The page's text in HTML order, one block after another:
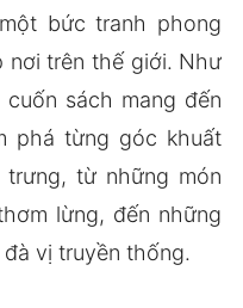
bức tranh phong
nơi trên thế giới. Như
sách mang đến
phá từng góc khuất
từ những món
lừng, đến những
vị truyền thống.